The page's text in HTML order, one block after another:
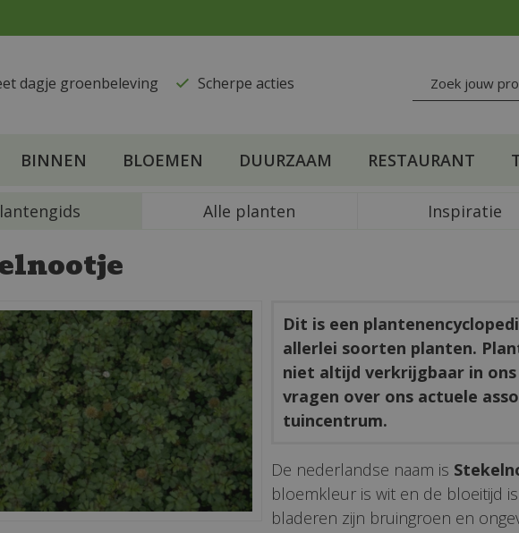
dagje groenbeleving ​Scherpe acties
BINNEN BLOEMEN DUURZAAM RESTAURANT
Alle planten Inspiratie
Dit is een
allerlei soorten planten.
niet altijd verkrijgbaar in
vragen over ons actuele
tuincentrum.
De nederlandse naam is
bloemkleur is wit en de bloeitijd
bladeren zijn bruingroen en